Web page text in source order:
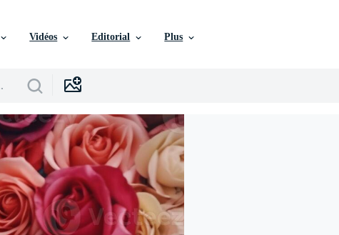
Vidéos Editorial Plus